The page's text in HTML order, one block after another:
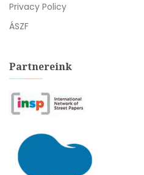
Privacy Policy
ÁSZF
Partnereink